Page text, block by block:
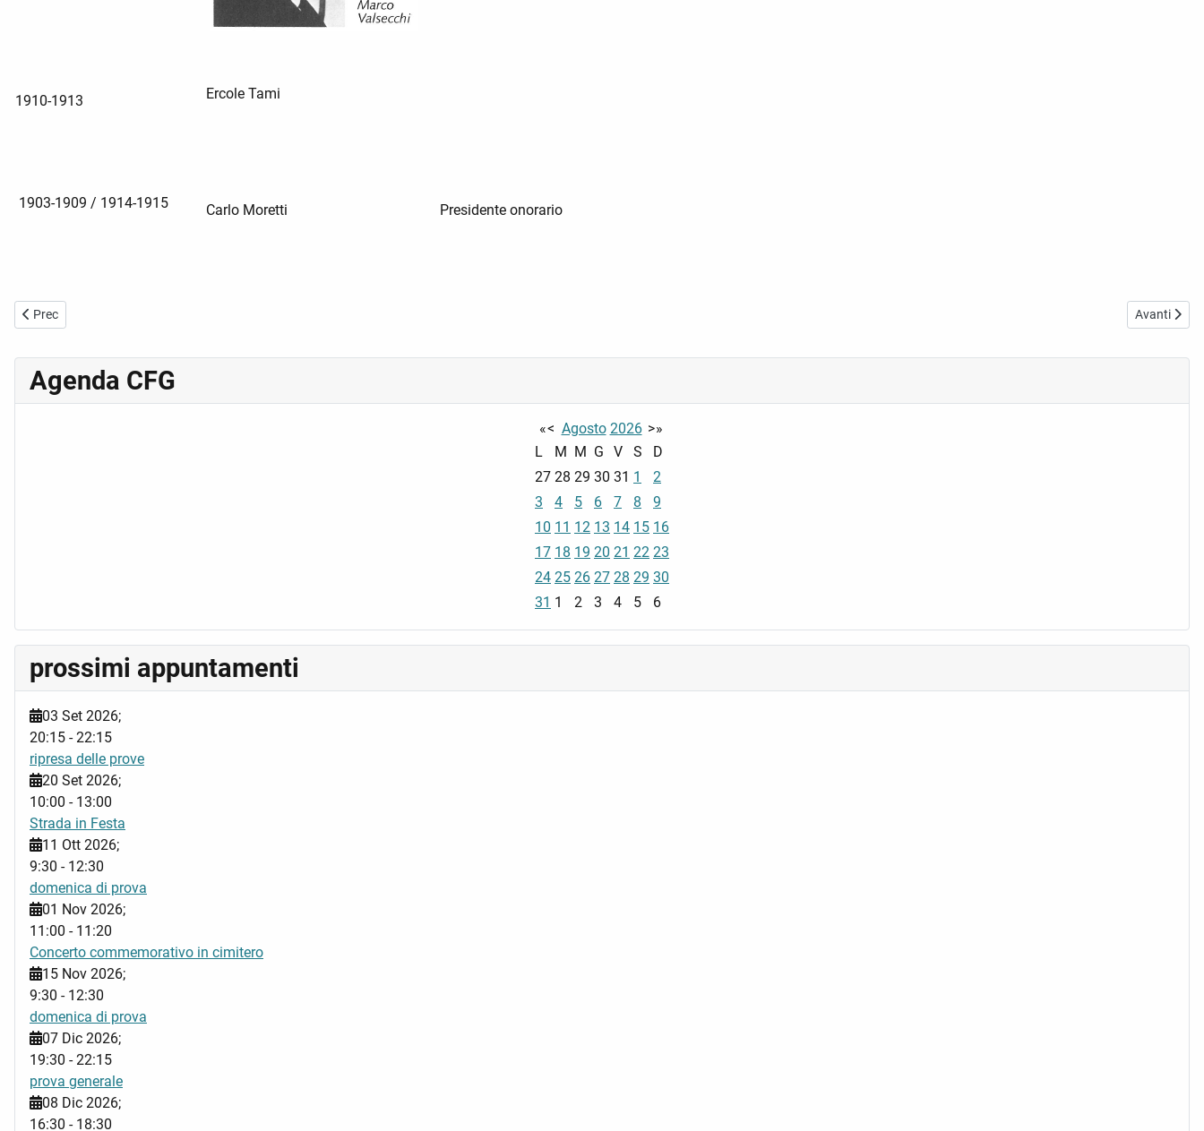
1910-1913 Ercole Tami
1903-1909 / 1914-1915 Carlo Moretti Presidente onorario
Articolo precedente: I maestri
Prec Articolo
Avanti
Agenda CFG
«< Agosto 2026 >»
L
M M G V S
D
27 28 29 30 31 1
2
3
4 5 6 7 8
9
10 11 12 13 14 15 16
17 18 19 20 21 22 23
24 25 26 27 28 29 30
31 1 2 3 4 5 6
prossimi appuntamenti
03 Set 2026;
20:15 -22:15
ripresa delle prove
20 Set 2026;
10:00 - 13:00
Strada in Festa
11 Ott 2026;
9:30 - 12:30
domenica di prova
01 Nov 2026;
11:00 - 11:20
Concerto commemorativo in cimitero
15 Nov 2026;
9:30 - 12:30
domenica di prova
07 Dic 2026;
19:30 -22:15
prova generale
08 Dic 2026;
16:30 - 18:30